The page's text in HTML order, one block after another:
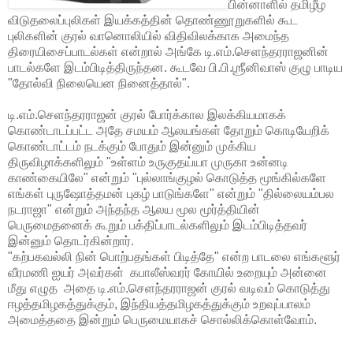
பின்னாளில் தமிழீழ
விடுதலைப்புலிகள் இயக்கத்தின் தொண்ணூறுகளில் கூட
புலிகளின் குரல் வானொலியில் விதிவிலக்காக அமைந்த
திரையிசைப்பாடல்கள் என்றால் அங்கே டி.எம்.செளந்தரராஜனின்
பாடல்களே இடம்பிடித்திருந்தன. கூடவே பி.பி.ஶ்ரீனிவாஸ் குழு பாடிய
"தோல்வி நிலையென நினைத்தால்".
டி.எம்.செளந்தரராஜன் குரல் போர்க்கால இலக்கியமாகக்
கொண்டாடப்பட்ட அதே சமயம் ஆலயங்கள் தோறும் கொடியேறிக்
கொண்டாட்டம் நடக்கும் போதும் இன்னும் முக்கிய
திருவிழாக்களிலும் "உள்ளம் உருகுதய்யா முருகா உன்னடி
காண்கையிலே" என்றும் "புல்லாங்குழல் கொடுத்த மூங்கில்களே
எங்கள் புருஷோத்தமன் புகழ் பாடுங்களே" என்றும் "தில்லையம்பல
நடராஜா" என்றும் அந்தந்த ஆலய மூல மூர்த்தியின்
பெருமைதனைக் கூறும் பக்திப்பாடல்களிலும் இடம்பிடித்தவர்
இன்னும் தொடர்கின்றார்.
"கற்பகவல்லி நின் பொற்பதங்கள் பிடித்தே" என்ற பாடலை எங்களூர்
வீரமணி ஐயர் அவர்கள் கபாலீஸ்வரர் கோயில் உறையும் அன்னை
மீது எழுத அதை டி.எம்.செளந்தரராஜன் குரல் வடிவம் கொடுத்து
ஈழத்தமிழகத்துக்கும், இந்தியத்தமிழகத்துக்கும் உறவுப்பாலம்
அமைத்ததை இன்றும் பெருமையாகச் சொல்லிக்கொள்வோம்.